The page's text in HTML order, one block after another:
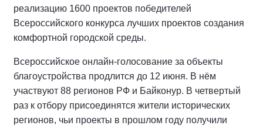
реализацию 1600 проектов победителей
Всероссийского конкурса лучших проектов создания
комфортной городской среды.
Всероссийское онлайн-голосование за объекты
благоустройства продлится до 12 июня. В нём
участвуют 88 регионов РФ и Байконур. В четвертый
раз к отбору присоединятся жители исторических
регионов, чьи проекты в прошлом году получили